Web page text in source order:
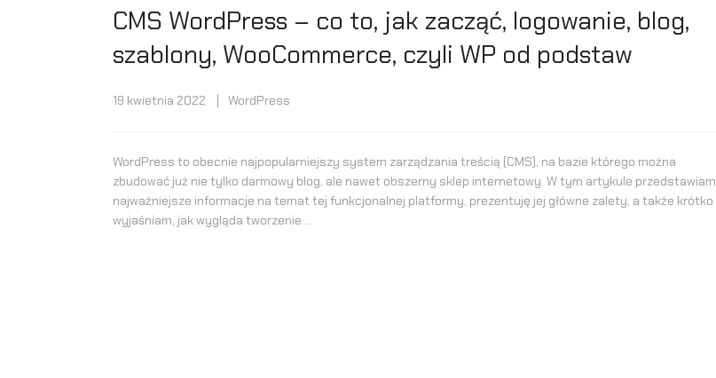
CMS WordPress – co to, jak zacząć, logowanie, blog,
szablony, WooCommerce, czyli WP od podstaw
19 kwietnia 2022 WordPress
WordPress to obecnie najpopularniejszy system zarządzania treścią (CMS), na bazie którego można
zbudować już nie tylko darmowy blog, ale nawet obszerny sklep internetowy. W tym artykule przedstawiam
najważniejsze informacje na temat tej funkcjonalnej platformy, prezentuję jej główne zalety, a także krótko
wyjaśniam, jak wygląda tworzenie …